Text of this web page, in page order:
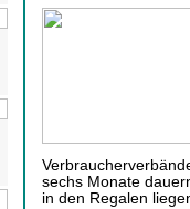
sechs Monate
in den Regalen